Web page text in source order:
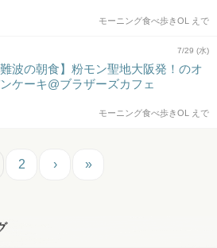
モーニング食べ歩きOL えで
7/29 (水)
難波の朝食】粉モン聖地大阪発！のオ
ケーキ@ブラザーズカフェ
モーニング食べ歩きOL えで
2 › »